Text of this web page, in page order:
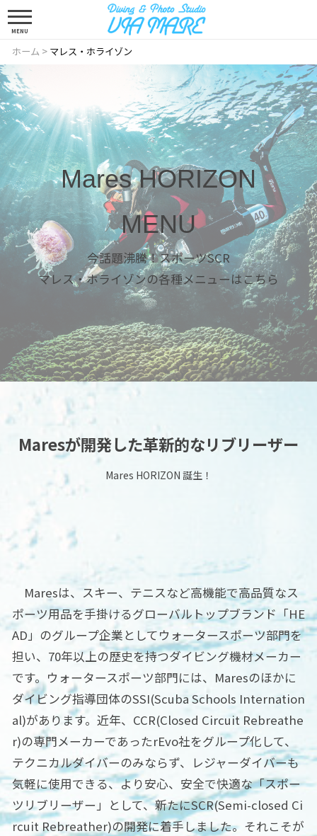
MENU
ホーム > マレス・ホライゾン
Mares HORIZON
MENU
今話題沸騰！スポーツSCR
マレス・ホライゾンの各種メニューはこちら
Maresが開発した革新的なリブリーザー
Mares HORIZON 誕生！
Maresは、スキー、テニスなど高機能で高品質なス
ポーツ用品を手掛けるグローバルトップブランド「HE
AD」のグループ企業としてウォータースポーツ部門を
担い、70年以上の歴史を持つダイビング機材メーカー
です。ウォータースポーツ部門には、Maresのほかに
ダイビング指導団体のSSI(Scuba Schools Internation
al)があります。近年、CCR(Closed Circuit Rebreathe
r)の専門メーカーであったrEvo社をグループ化して、
テクニカルダイバーのみならず、レジャーダイバーも
気軽に使用できる、より安心、安全で快適な「スポー
ツリブリーザー」として、新たにSCR(Semi-closed Ci
rcuit Rebreather)の開発に着手しました。それこそが